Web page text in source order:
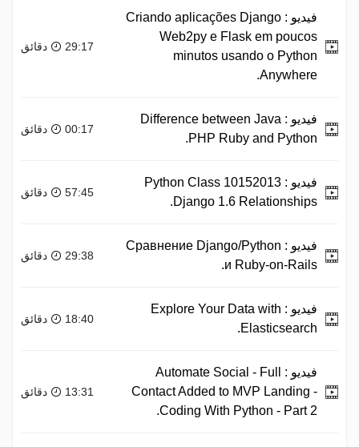
فيديو : Criando aplicações Django
Web2py e Flask em poucos
minutos usando o Python
Anywhere.
29:17 دقائق
فيديو : Difference between Java
PHP Ruby and Python.
00:17 دقائق
فيديو : Python Class 10152013
Django 1.6 Relationships.
57:45 دقائق
فيديو : Сравнение Django/Python
и Ruby-on-Rails.
29:38 دقائق
فيديو : Explore Your Data with
Elasticsearch.
18:40 دقائق
فيديو :
Automate Social - Full
Contact Added to MVP Landing -
Coding With Python - Part 2.
13:31 دقائق